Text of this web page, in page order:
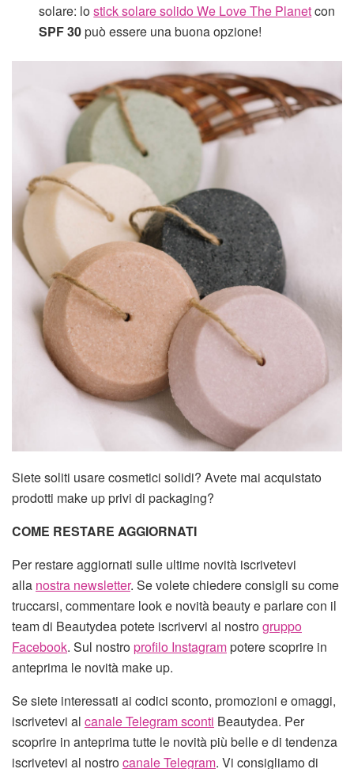
solare: lostick solare solido We Love The Planetcon
SPF 30può essere una buona opzione!
Siete soliti usare cosmetici solidi? Avete mai acquistato
prodotti make up privi di packaging?
COME RESTARE AGGIORNATI
Per restare aggiornati sulle ultime novità iscrivetevi
alla nostra newsletter. Se volete chiedere consigli su come
truccarsi, commentare look e novità beauty e parlare con il
team di Beautydea potete iscrivervi al nostrogruppo
Facebook. Sul nostroprofilo Instagrampotere scoprire in
anteprima le novità make up.
Se siete interessati ai codici sconto, promozioni e omaggi,
iscrivetevi al canale Telegram sconti Beautydea. Per
scoprire in anteprima tutte le novità più belle e di tendenza
iscrivetevi al nostrocanale Telegram. Vi consigliamo di